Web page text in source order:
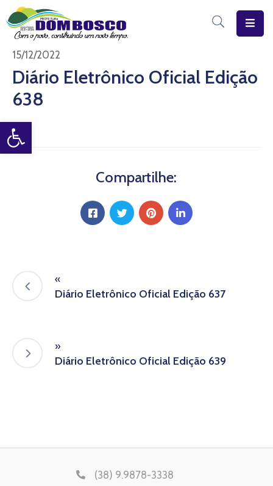
Open toolbar
Início
O
Município
Estrutura
Diário
15/12/2022
Diário Eletrônico Oficial Edição
638
Compartilhe:
«
Diário Eletrônico Oficial Edição 637
»
Diário Eletrônico Oficial Edição 639
(38) 9.9878-3338